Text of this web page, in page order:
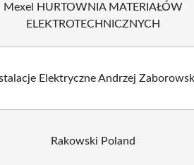
Mexel HURTOWNIA MATERIAŁÓW
ELEKTROTECHNICZNYCH
Elektryczne Andrzej
Rakowski Poland